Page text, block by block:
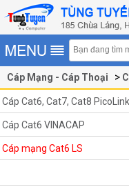
Cáp Mạng - Cáp Thoại
Cáp mạng Cat6 LS
Cáp Cat6, Cat7, Cat8 PicoLink
Cáp Cat6 VINACAP
Cáp mạng Cat6 LS